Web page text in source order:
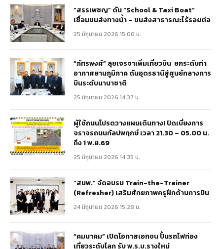
“สรรเพชญ” ดัน “School & Taxi Boat”
เชื่อมขนส่งทางน้ำ – ขนส่งสาธารณะไร้รอยต่อ
25 มิถุนายน 2026 15:00 น.
“ภัทรพงศ์” ลุยเจรจาเพิ่มเที่ยวบิน ยกระดับท่า
อากาศยานภูมิภาค ดันอุดรธานีสู่ศูนย์กลางการ
บินระดับนานาชาติ
25 มิถุนายน 2026 14:37 น.
ผู้ใช้ถนนโปรดวางแผนเดินทาง! ปิดเบี่ยงการ
จราจรถนนกัลปพฤกษ์ เวลา 21.30 – 05.00 น.
ถึง 1 พ.ย.69
25 มิถุนายน 2026 14:35 น.
“สบพ.” จัดอบรม Train-the-Trainer
(Refresher) เสริมศักยภาพครูฝึกด้านการบิน
24 มิถุนายน 2026 15:28 น.
“คมนาคม” เปิดโอกาสเอกชน ปั้นรถไฟท่อง
เที่ยวระดับโลก รับ พ.ร.บ.รางใหม่